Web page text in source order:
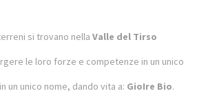
si trovano nella Valle del Tirso
le loro forze e competenze in un unico
un unico nome, dando vita a: GioIre Bio.